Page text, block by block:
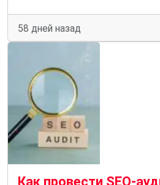
58 дней назад